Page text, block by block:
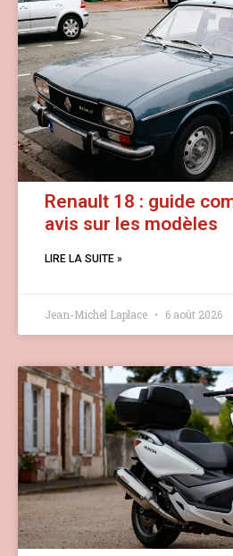
Renault 18 : guide
avis sur les modèles
LIRE LA SUITE »
Jean-Michel Laplace 6 août 2026